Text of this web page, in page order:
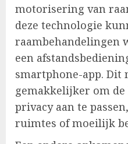
motorisering van
deze technologie
raambehandelingen
een
smartphone-app. Dit
gemakkelijker om
privacy aan te
ruimtes of moeilijk